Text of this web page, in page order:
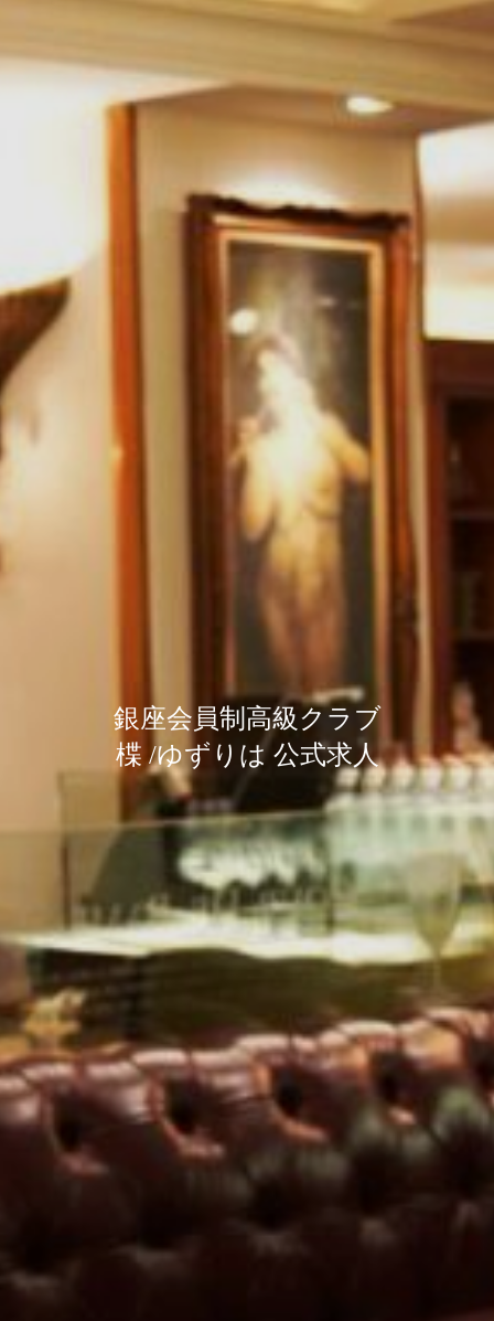
銀座会員制高級クラブ
楪 /ゆずりは 公式求人
銀座会員制高級クラブ
楪 /ゆずりは 公式求人
銀座会員制高級クラブ
楪 /ゆずりは 公式求人